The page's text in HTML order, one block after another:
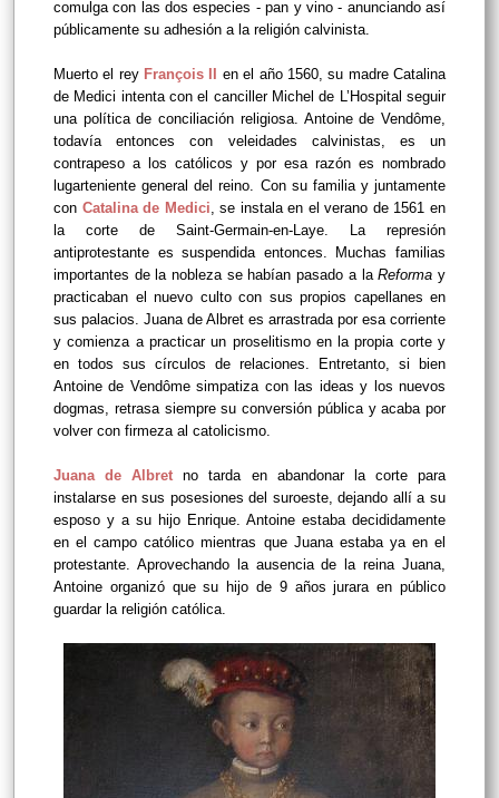
comulga con las dos especies - pan y vino - anunciando así
públicamente su adhesión a la religión calvinista.
Muerto el rey François II
en el año 1560, su madre Catalina
de Medici intenta con el canciller Michel de L’Hospital seguir
una política de conciliación religiosa. Antoine de Vendôme,
todavía entonces con veleidades calvinistas, es un
contrapeso a los católicos y por esa razón es nombrado
lugarteniente general del reino. Con su familia y juntamente
con Catalina de Medici, se instala en el verano de 1561 en
la corte de Saint-Germain-en-Laye. La represión
antiprotestante es suspendida entonces. Muchas familias
importantes de la nobleza se habían pasado a laReforma y
practicaban el nuevo culto con sus propios capellanes en
sus palacios. Juana de Albret es arrastrada por esa corriente
y comienza a practicar un proselitismo en la propia corte y
en todos sus círculos de relaciones. Entretanto, si bien
Antoine de Vendôme simpatiza con las ideas y los nuevos
dogmas, retrasa siempre su conversión pública y acaba por
volver con firmeza al catolicismo.
Juana de Albret
no tarda en abandonar la corte para
instalarse en sus posesiones del suroeste, dejando allí a su
esposo y a su hijo Enrique. Antoine estaba decididamente
en el campo católico mientras que Juana estaba ya en el
protestante. Aprovechando la ausencia de la reina Juana,
Antoine organizó que su hijo de 9 años jurara en público
guardar la religión católica.